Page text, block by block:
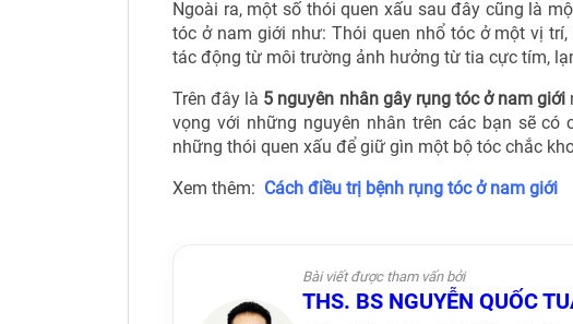
Ngoài ra, một số thói quen xấu sau đây cũng là
tóc ở nam giới như: Thói quen nhổ tóc ở một vị
tác động từ môi trường ảnh hưởng từ tia cực tím,
Trên đây là 5 nguyên nhân gây rụng tóc ở nam giới
vọng với những nguyên nhân trên các bạn sẽ có
những thói quen xấu để giữ gìn một bộ tóc chắc
Xem thêm: Cách điều trị bệnh rụng tóc ở nam giới
Bài viết được tham vấn bởi
THS. BS NGUYỄN QUỐC